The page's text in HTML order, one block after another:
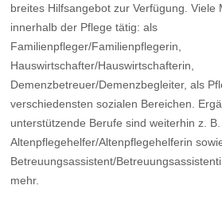
breites Hilfsangebot zur Verfügung. Viele
innerhalb der Pflege tätig: als
Familienpfleger/Familienpflegerin,
Hauswirtschafter/Hauswirtschafterin,
Demenzbetreuer/Demenzbegleiter, als
verschiedensten sozialen Bereichen.
unterstützende Berufe sind weiterhin z. B.
Altenpflegehelfer/Altenpflegehelferin
Betreuungsassistent/
mehr.